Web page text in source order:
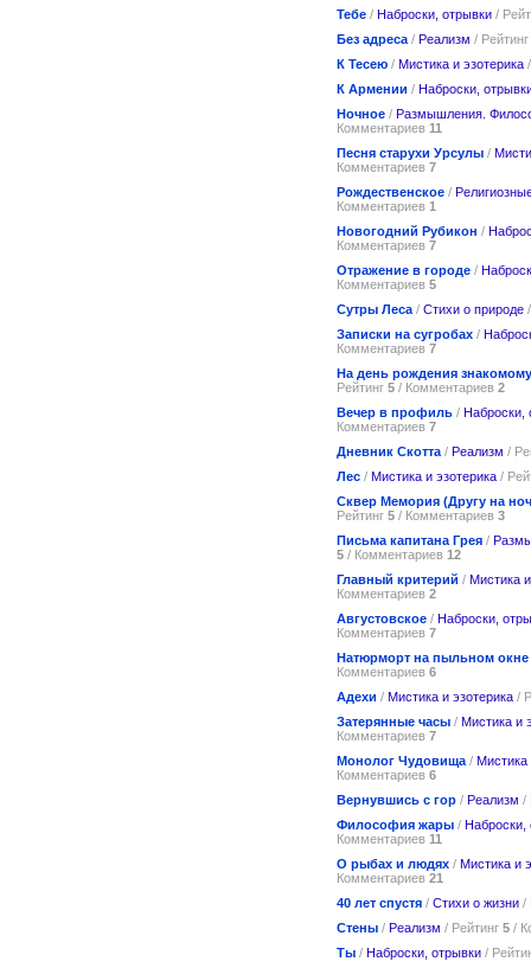
Тебе / Наброски, отрывки /
Без адреса / Реализм / Рейтинг
К Тесею / Мистика и эзотерика
К Армении / Наброски,
Ночное / Размышления.
Комментариев 11
Песня старухи Урсулы /
Комментариев 7
Рождественское /
Комментариев 1
Новогодний Рубикон /
Комментариев 7
Отражение в городе /
Комментариев 5
Сутры Леса / Стихи о природе
Записки на сугробах /
Комментариев 7
На день рождения
Рейтинг 5 / Комментариев 2
Вечер в профиль / Наброски,
Комментариев 7
Дневник Скотта / Реализм /
Лес / Мистика и эзотерика /
Сквер Мемория (Другу на
Рейтинг 5 / Комментариев 3
Письма капитана Грея /
5 / Комментариев 12
Главный критерий / Мистика
Комментариев 2
Августовское / Наброски,
Комментариев 7
Натюрморт на пыльном окне
Комментариев 6
Адехи / Мистика и эзотерика /
Затерянные часы / Мистика и
Комментариев 7
Монолог Чудовища / Мистика
Комментариев 6
Вернувшись с гор / Реализм /
Философия жары / Наброски,
Комментариев 11
О рыбах и людях / Мистика и
Комментариев 21
40 лет спустя / Стихи о жизни /
Стены / Реализм / Рейтинг 5 /
Ты / Наброски, отрывки /